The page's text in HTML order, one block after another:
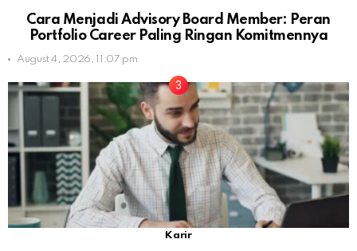
Cara Menjadi Advisory Board Member: Peran
Portfolio Career Paling Ringan Komitmennya
August 4, 2026, 11:07 pm
Karir